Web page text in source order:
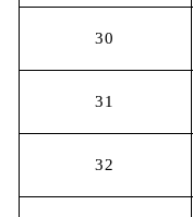
30
31
32